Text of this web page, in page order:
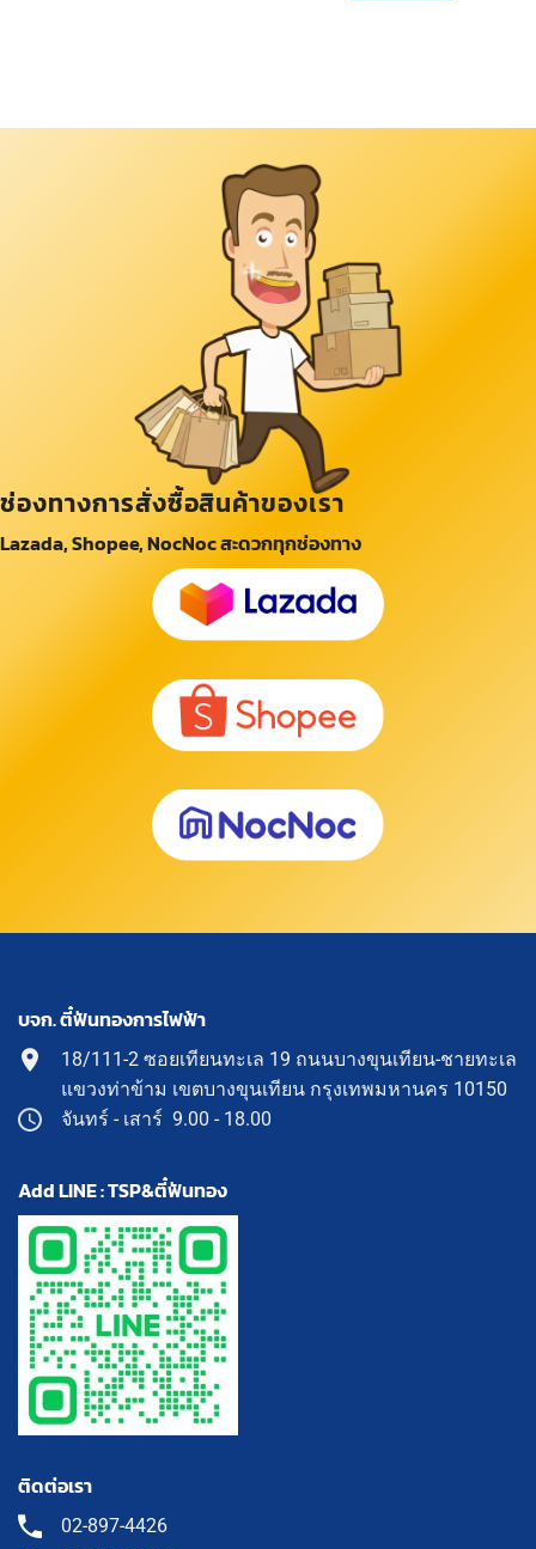
ช่องทางการสั่งซื้อสินค้าของเรา
Lazada, Shopee, NocNoc สะดวกทุกช่องทาง
บจก. ตี๋ฟันทองการไฟฟ้า
18/111-2 ซอยเทียนทะเล 19 ถนนบางขุนเทียน-ชายทะเล
แขวงท่าข้าม เขตบางขุนเทียน กรุงเทพมหานคร 10150
จันทร์ - เสาร์ 9.00 - 18.00
Add LINE : TSP&ตี๋ฟันทอง
ติดต่อเรา
02-897-4426